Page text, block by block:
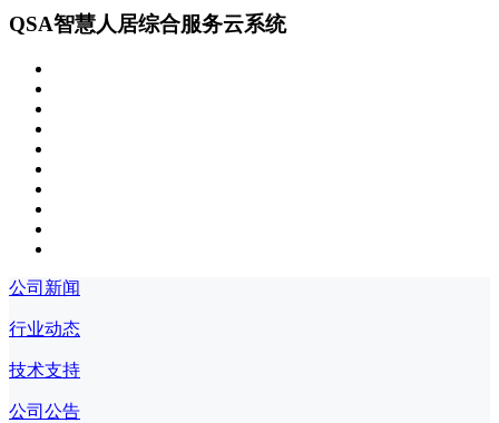
QSA智慧人居综合服务云系统
公司新闻
行业动态
技术支持
公司公告